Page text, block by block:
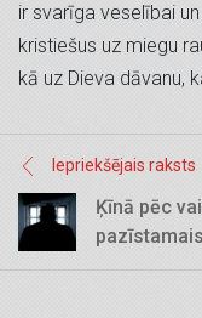
ir svarīga veselībai
kristiešus uz miegu
kā uz Dieva dāvanu,
Iepriekšējais raksts
Ķīnā pēc